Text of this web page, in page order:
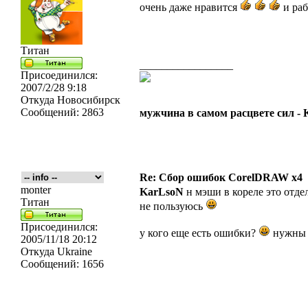
Титан
Присоединился:
2007/2/28 9:18
Откуда Новосибирск
Сообщений: 2863
очень даже нравится
и
мужчина в самом расцвете сил -
Re: Сбор ошибок CorelDRAW x4
monter
Титан
Присоединился:
2005/11/18 20:12
Откуда Ukraine
Сообщений: 1656
KarLsoN н мэши в кореле это
не пользуюсь
у кого еще есть ошибки? нужны